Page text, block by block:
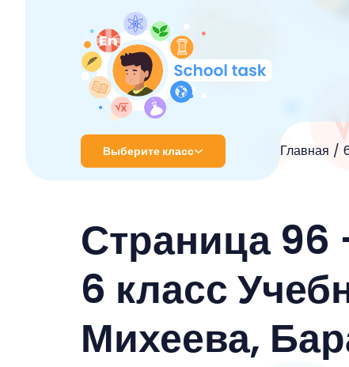
Выберите класс Главная
2 класс
3 класс
4 класс
5 класс
Страница 96
6 класс
Михеева,